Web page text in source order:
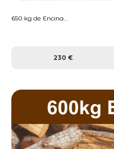
650 kg de Encina...
230 €